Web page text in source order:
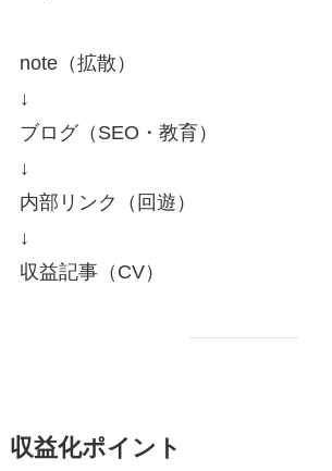
note（拡散）
↓
ブログ（SEO・教育）
↓
内部リンク（回遊）
↓
収益記事（CV）
収益化ポイント